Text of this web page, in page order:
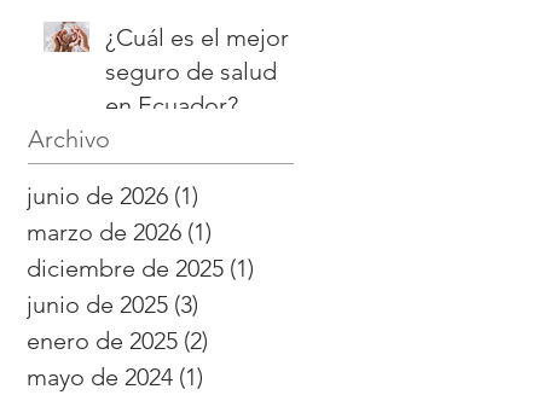
¿Cuál es el mejor
seguro de salud
en Ecuador?
Archivo
junio de 2026 (1)
marzo de 2026 (1)
diciembre de 2025 (1)
junio de 2025 (3)
enero de 2025 (2)
mayo de 2024 (1)